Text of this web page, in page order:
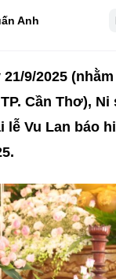
Anh
21/9/2025
Cần Thơ),
Vu Lan báo